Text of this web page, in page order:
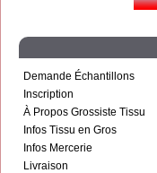
Demande Échantillons
Inscription
À Propos Grossiste Tissu
Infos Tissu en Gros
Infos Mercerie
Livraison